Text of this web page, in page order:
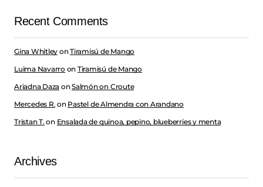
Recent Comments
Gina Whitley onTiramisú de Mango
Luima Navarro on Tiramisú de Mango
Ariadna Daza onSalmón on Croute
Mercedes R. on Pastel de Almendra con Arandano
Tristan T. on Ensalada de quinoa, pepino, blueberries y menta
Archives